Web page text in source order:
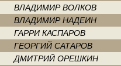
ВЛАДИМИР ВОЛКОВ
ВЛАДИМИР НАДЕИН
ГАРРИ КАСПАРОВ
ГЕОРГИЙ САТАРОВ
ДМИТРИЙ ОРЕШКИН